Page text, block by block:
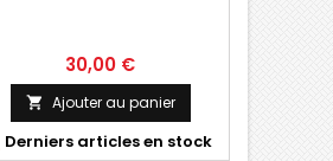
30,00 €
 Ajouter au panier
Derniers articles en stock